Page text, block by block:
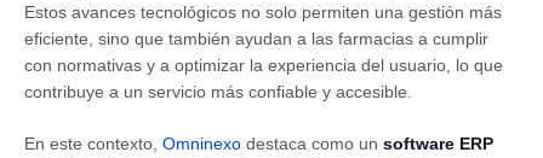
Estos avances tecnológicos no solo permiten una gestión más
eficiente, sino que también ayudan a las farmacias a cumplir
con normativas y a optimizar la experiencia del usuario, lo que
contribuye a un servicio más confiable y accesible.
En este contexto, Omninexo destaca como un software ERP